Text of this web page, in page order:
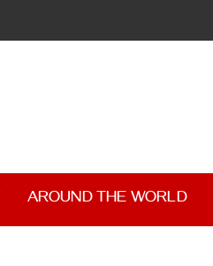
AROUND THE WORLD